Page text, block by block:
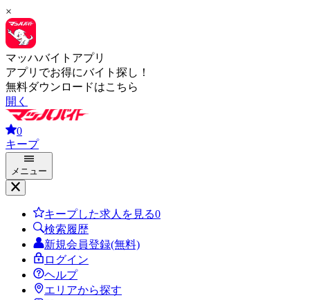
×
マッハバイトアプリ
アプリでお得にバイト探し！
無料ダウンロードはこちら
開く
0
キープ
メニュー
キープした求人を見る0
検索履歴
新規会員登録(無料)
ログイン
ヘルプ
エリアから探す